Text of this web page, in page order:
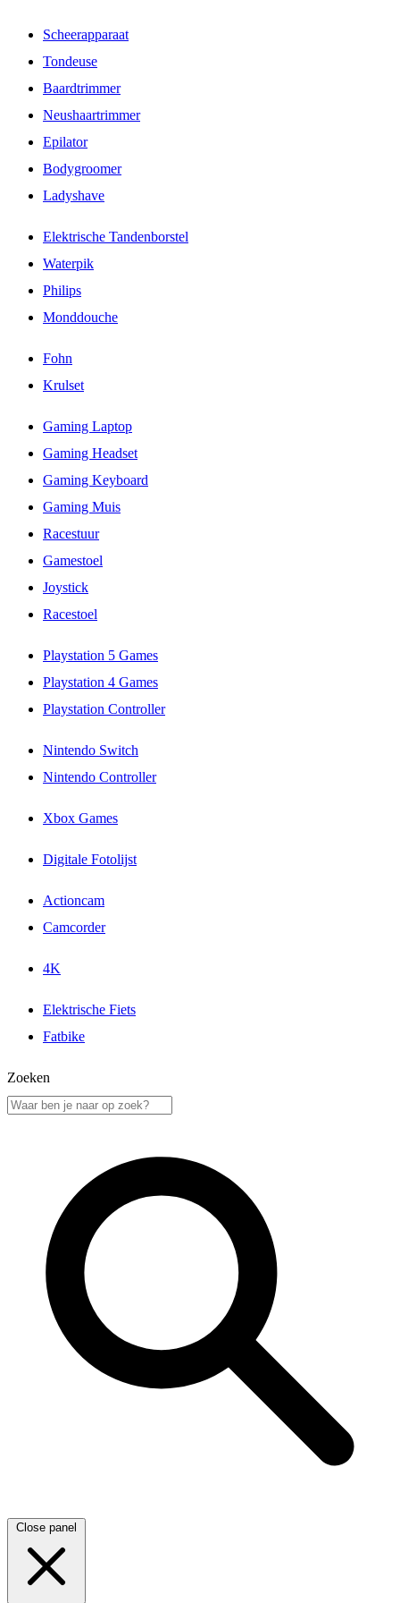
Scheerapparaat
Tondeuse
Baardtrimmer
Neushaartrimmer
Epilator
Bodygroomer
Ladyshave
Elektrische Tandenborstel
Waterpik
Philips
Monddouche
Fohn
Krulset
Gaming Laptop
Gaming Headset
Gaming Keyboard
Gaming Muis
Racestuur
Gamestoel
Joystick
Racestoel
Playstation 5 Games
Playstation 4 Games
Playstation Controller
Nintendo Switch
Nintendo Controller
Xbox Games
Digitale Fotolijst
Actioncam
Camcorder
4K
Elektrische Fiets
Fatbike
Zoeken
Close panel